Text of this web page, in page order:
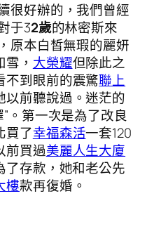
很好辦的，我們曾經
于32歲的林密斯來
原本白皙無瑕的麗妍
， 大榮耀但除此之
不到眼前的震驚聯上
以前聽說過。迷茫的
”。第一次是為了改良
買了幸福森活一套120
前買過美麗人生大廈
存款，她和老公先
樓款再復婚。